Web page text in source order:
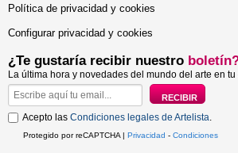
Política de privacidad y cookies
Configurar privacidad y cookies
¿Te gustaría recibir nuestro
La última hora y novedades del mundo del arte en
Acepto las Condiciones legales de Artelista.
Protegido por reCAPTCHA | Privacidad - Condiciones